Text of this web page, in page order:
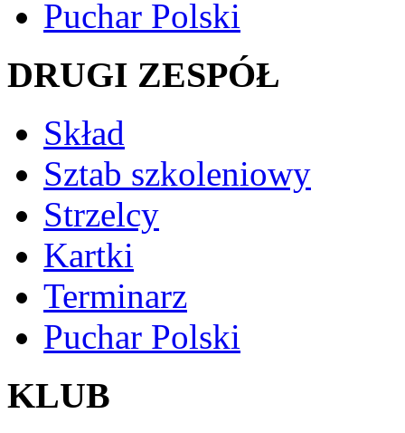
Puchar Polski
DRUGI ZESPÓŁ
Skład
Sztab szkoleniowy
Strzelcy
Kartki
Terminarz
Puchar Polski
KLUB